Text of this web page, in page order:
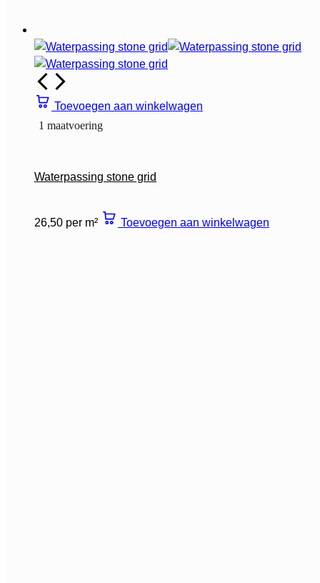
Toevoegen aan winkelwagen
1 maatvoering
Waterpassing stone grid
26,50 per m² Toevoegen aan winkelwagen